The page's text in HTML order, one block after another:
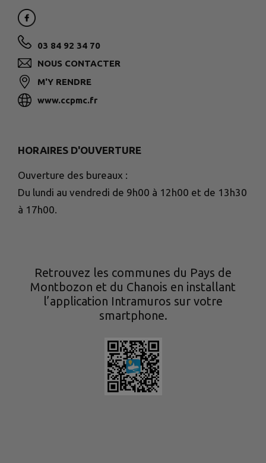
03 84 92 34 70
NOUS CONTACTER
M'Y RENDRE
www.ccpmc.fr
HORAIRES D'OUVERTURE
Ouverture des bureaux :
Du lundi au vendredi de 9h00 à 12h00 et de 13h30
à 17h00.
Retrouvez les communes du Pays de
Montbozon et du Chanois en installant
l’application Intramuros sur votre
smartphone.